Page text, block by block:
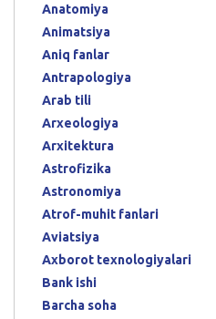
Anatomiya
Animatsiya
Aniq fanlar
Antrapologiya
Arab tili
Arxeologiya
Arxitektura
Astrofizika
Astronomiya
Atrof-muhit fanlari
Aviatsiya
Axborot texnologiyalari
Bank ishi
Barcha soha